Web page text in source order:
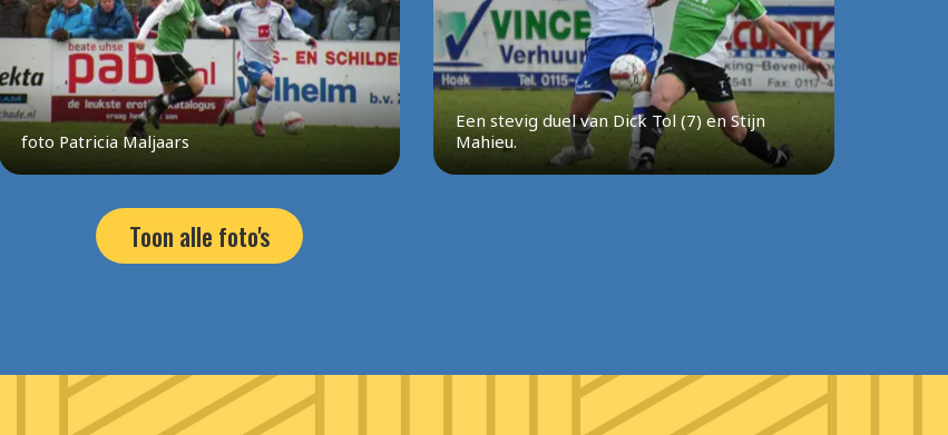
foto Patricia Maljaars
Een stevig duel van Dick Tol (7) en Stijn
Mahieu.
Toon alle foto's